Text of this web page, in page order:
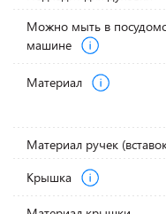
Можно мыть в
машине
Материал
Материал ручек
Крышка